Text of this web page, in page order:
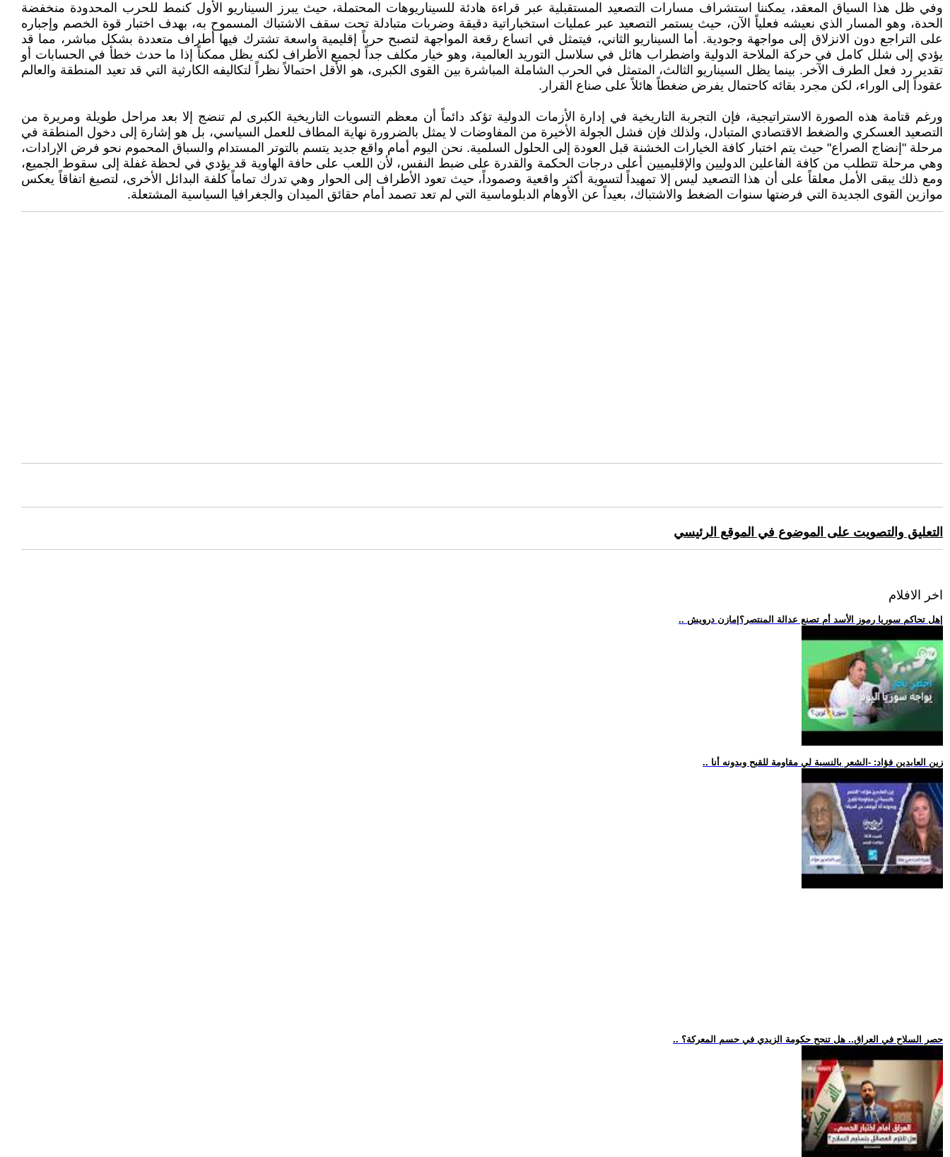
وفي ظل هذا السياق المعقد، يمكننا استشراف مسارات التصعيد المستقبلية عبر قراءة هادئة للسيناريوهات المحتملة، حيث يبرز السيناريو الأول كنمط للحرب المحدودة منخفضة
الحدة، وهو المسار الذي نعيشه فعلياً الآن، حيث يستمر التصعيد عبر عمليات استخباراتية دقيقة وضربات متبادلة تحت سقف الاشتباك المسموح به، بهدف اختبار قوة الخصم وإجباره
على التراجع دون الانزلاق إلى مواجهة وجودية. أما السيناريو الثاني، فيتمثل في اتساع رقعة المواجهة لتصبح حرباً إقليمية واسعة تشترك فيها أطراف متعددة بشكل مباشر، مما قد
يؤدي إلى شلل كامل في حركة الملاحة الدولية واضطراب هائل في سلاسل التوريد العالمية، وهو خيار مكلف جداً لجميع الأطراف لكنه يظل ممكناً إذا ما حدث خطأ في الحسابات أو
تقدير رد فعل الطرف الآخر. بينما يظل السيناريو الثالث، المتمثل في الحرب الشاملة المباشرة بين القوى الكبرى، هو الأقل احتمالاً نظراً لتكاليفه الكارثية التي قد تعيد المنطقة والعالم
عقوداً إلى الوراء، لكن مجرد بقائه كاحتمال يفرض ضغطاً هائلاً على صناع القرار.
ورغم قتامة هذه الصورة الاستراتيجية، فإن التجربة التاريخية في إدارة الأزمات الدولية تؤكد دائماً أن معظم التسويات التاريخية الكبرى لم تنضج إلا بعد مراحل طويلة ومريرة من
التصعيد العسكري والضغط الاقتصادي المتبادل، ولذلك فإن فشل الجولة الأخيرة من المفاوضات لا يمثل بالضرورة نهاية المطاف للعمل السياسي، بل هو إشارة إلى دخول المنطقة في
مرحلة "إنضاج الصراع" حيث يتم اختبار كافة الخيارات الخشنة قبل العودة إلى الحلول السلمية. نحن اليوم أمام واقع جديد يتسم بالتوتر المستدام والسباق المحموم نحو فرض الإرادات،
وهي مرحلة تتطلب من كافة الفاعلين الدوليين والإقليميين أعلى درجات الحكمة والقدرة على ضبط النفس، لأن اللعب على حافة الهاوية قد يؤدي في لحظة غفلة إلى سقوط الجميع،
ومع ذلك يبقى الأمل معلقاً على أن هذا التصعيد ليس إلا تمهيداً لتسوية أكثر واقعية وصموداً، حيث تعود الأطراف إلى الحوار وهي تدرك تماماً كلفة البدائل الأخرى، لتصيغ اتفاقاً يعكس
موازين القوى الجديدة التي فرضتها سنوات الضغط والاشتباك، بعيداً عن الأوهام الدبلوماسية التي لم تعد تصمد أمام حقائق الميدان والجغرافيا السياسية المشتعلة.
التعليق والتصويت على الموضوع في الموقع الرئيسي
اخر الافلام
.. زين العابدين فؤاد: -الشعر بالنسبة لي مقاومة للقبح وبدونه أنا
.. حصر السلاح في العراق.. هل تنجح حكومة الزيدي في حسم المعركة؟